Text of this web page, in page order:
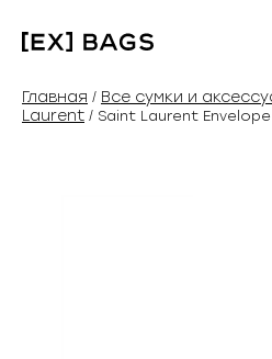
содержимому
Главная / Все сумки и
Laurent / Saint Laurent